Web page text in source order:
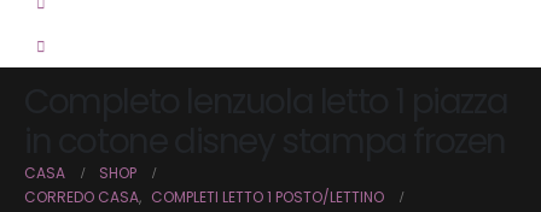
CASA
SHOP
CORREDO CASA, COMPLETI LETTO 1 POSTO/LETTINO